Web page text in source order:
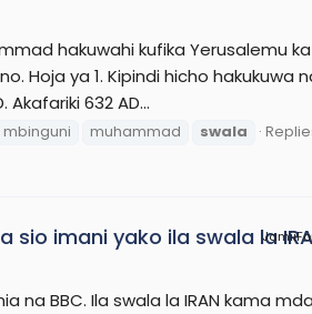
hakuwahi kufika Yerusalemu
Hoja ya 1. Kipindi hicho hakukuwa
632 AD...
mbinguni muhammad swala
sio imani yako ila swala la
BBC. Ila swala la IRAN kama